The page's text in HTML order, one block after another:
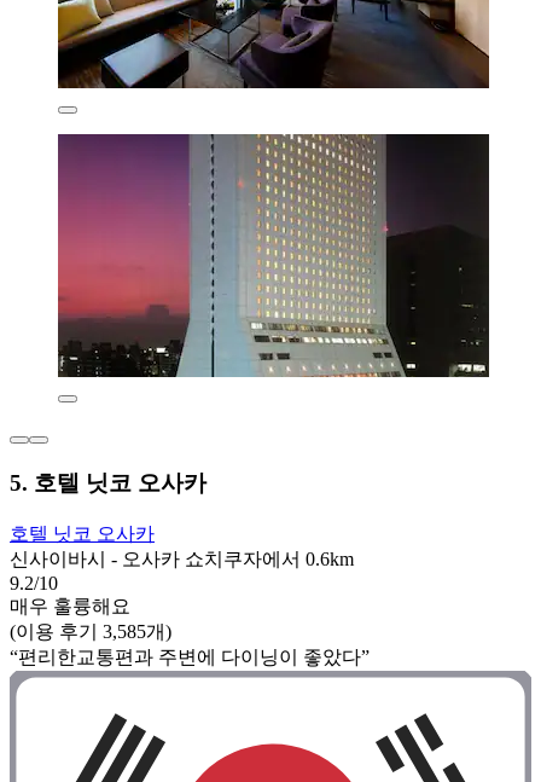
5. 호텔 닛코 오사카
호텔 닛코 오사카
신사이바시 - 오사카 쇼치쿠자에서 0.6km
9.2/10
매우 훌륭해요
(이용 후기 3,585개)
“편리한교통편과 주변에 다이닝이 좋았다”